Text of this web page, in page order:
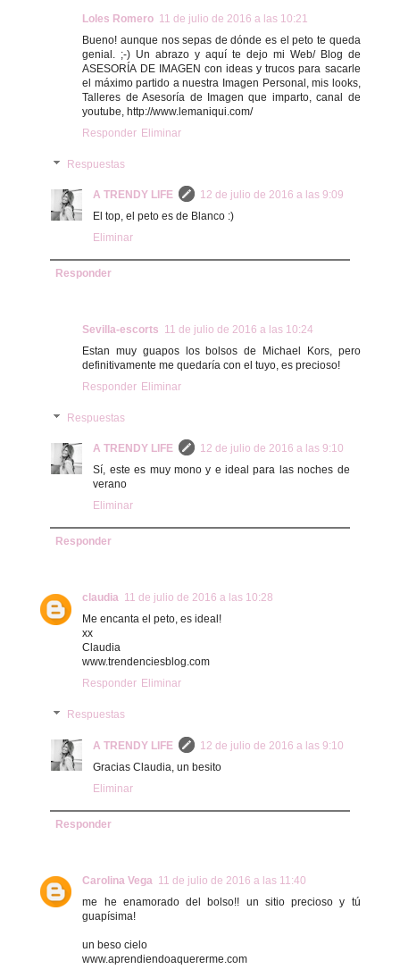
Loles Romero 11 de julio de 2016 a las 10:21
Bueno! aunque nos sepas de dónde es el peto te queda
genial. ;-) Un abrazo y aquí te dejo mi Web/ Blog de
ASESORÍA DE IMAGEN con ideas y trucos para sacarle
el máximo partido a nuestra Imagen Personal, mis looks,
Talleres de Asesoría de Imagen que imparto, canal de
youtube, http://www.lemaniqui.com/
Responder Eliminar
Respuestas
A TRENDY LIFE
12 de julio de 2016 a las 9:09
El top, el peto es de Blanco :)
Eliminar
Responder
Sevilla-escorts 11 de julio de 2016 a las 10:24
Estan muy guapos los bolsos de Michael Kors, pero
definitivamente me quedaría con el tuyo, es precioso!
Responder Eliminar
Respuestas
A TRENDY LIFE
12 de julio de 2016 a las 9:10
Sí, este es muy mono y e ideal para las noches de
verano
Eliminar
Responder
claudia 11 de julio de 2016 a las 10:28
Me encanta el peto, es ideal!
xx
Claudia
www.trendenciesblog.com
Responder Eliminar
Respuestas
A TRENDY LIFE
12 de julio de 2016 a las 9:10
Gracias Claudia, un besito
Eliminar
Responder
Carolina Vega 11 de julio de 2016 a las 11:40
me he enamorado del bolso!! un sitio precioso y tú
guapísima!
un beso cielo
www.aprendiendoaquererme.com